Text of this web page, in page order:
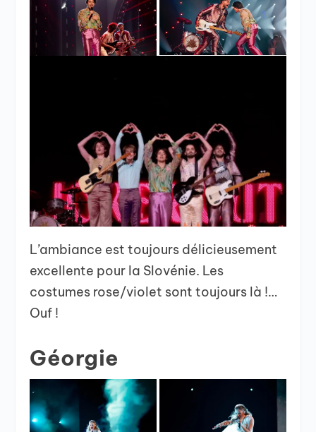
L’ambiance est toujours délicieusement
excellente pour la Slovénie. Les
costumes rose/violet sont toujours là !…
Ouf !
Géorgie